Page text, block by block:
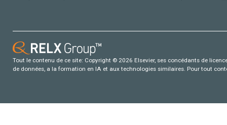
Tout le contenu de ce site: Copyright © 2026 Elsevier, ses concédants de
de données, a la formation en IA et aux technologies similaires. Pour tout